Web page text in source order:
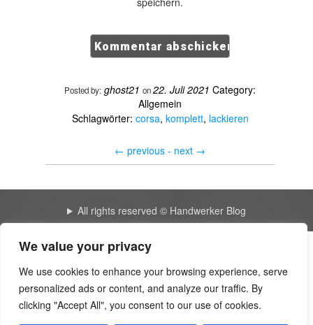
We value your privacy
We use cookies to enhance your browsing experience, serve
personalized ads or content, and analyze our traffic. By
clicking "Accept All", you consent to our use of cookies.
Posted by: ghost21 on22. Juli 2021 Category:
Allgemein
Schlagwörter: corsa, komplett, lackieren
← previous - next →
All rights reserved © Handwerker Blog
pkv tarifrechner - Praxisnaher Leitfaden mit Experten-Tipps –
Telegraph
The cool blog 4423 | Bearsfanteamshop